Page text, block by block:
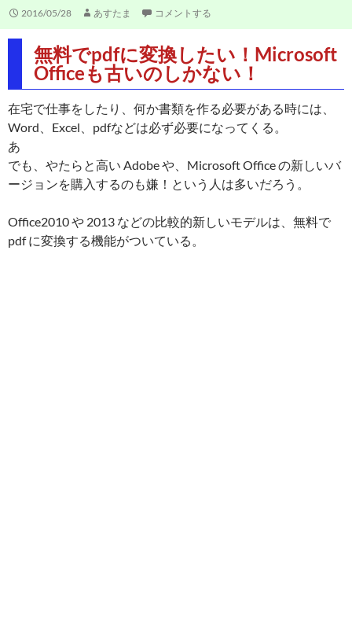
2016/05/28 あすたま コメントする
無料でpdfに変換したい！Microsoft
Officeも古いのしかない！
在宅で仕事をしたり、何か書類を作る必要がある時には、
Word、Excel、pdfなどは必ず必要になってくる。
あ
でも、やたらと高い Adobe や、Microsoft Office の新しいバ
ージョンを購入するのも嫌！という人は多いだろう。
Office2010 や 2013 などの比較的新しいモデルは、無料で
pdf に変換する機能がついている。